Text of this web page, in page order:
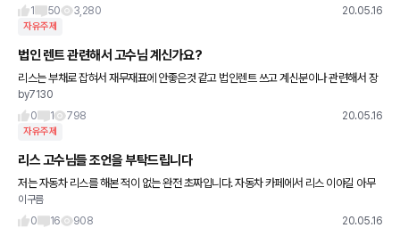
1
50 3,280 20.05.16
자유주제
법인 렌트 관련해서 고수님 계신가요?
리스는 부채로 잡혀서 재무재표에 안좋은것 같고 법인렌트 쓰고 계신분이나 관련해서 장
단점 아시는 분 계실까요?
by7130
0
1 798 20.05.16
자유주제
리스 고수님들 조언을 부탁드립니다
저는 자동차 리스를 해본 적이 없는 완전 초짜입니다. 자동차 카페에서 리스 이야길 아무
리 봐도 이해가 안되는건데요. 궁금한점이 1. 차량을 1~3년 타고 승계를 할때 유리한 리스
조건 (보증금
이구름
0
16 908 20.05.16